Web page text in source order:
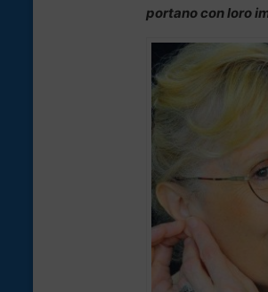
portano con loro